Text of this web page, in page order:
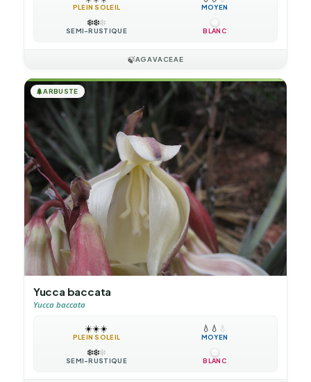
PLEIN SOLEIL MOYEN
❄️❄️❄️
SEMI-RUSTIQUE BLANC
🍃AGAVACEAE
🌲ARBUSTE
Yucca baccata
Yucca baccata
☀️☀️☀️
PLEIN SOLEIL
💧 💧 💧
MOYEN
❄️❄️❄️
SEMI-RUSTIQUE BLANC